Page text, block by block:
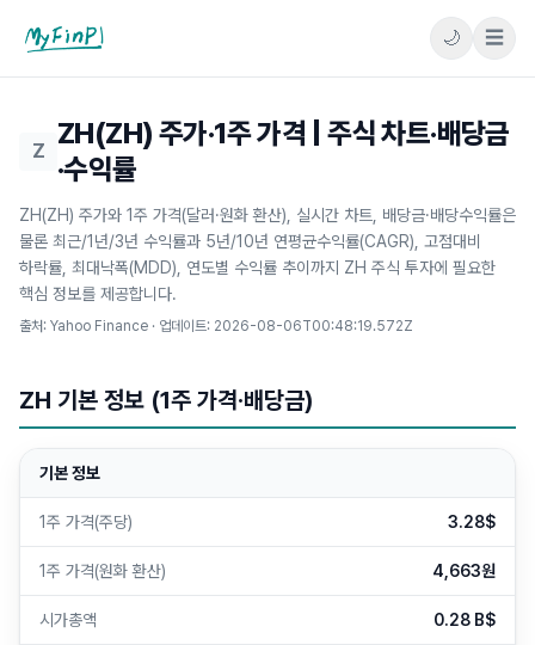
마이핀플
🌙 ☰
Z
ZH(ZH) 주가·1주 가격 | 주식 차트·배당금
·수익률
ZH(ZH) 주가와 1주 가격(달러·원화 환산), 실시간 차트, 배당금·배당수익률은
물론 최근/1년/3년 수익률과 5년/10년 연평균수익률(CAGR), 고점대비
하락률, 최대낙폭(MDD), 연도별 수익률 추이까지 ZH 주식 투자에 필요한
핵심 정보를 제공합니다.
출처: Yahoo Finance · 업데이트: 2026-08-06T00:48:19.572Z
ZH 기본 정보 (1주 가격·배당금)
기본 정보
1주 가격(주당) 3.28$
1주 가격(원화 환산) 4,663원
시가총액 0.28 B$